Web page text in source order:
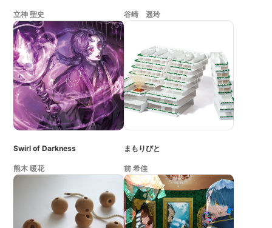
立神 聖史 谷崎 遥玲
Swirl of Darkness
熊木 暖花
まもりびと
前 希佳